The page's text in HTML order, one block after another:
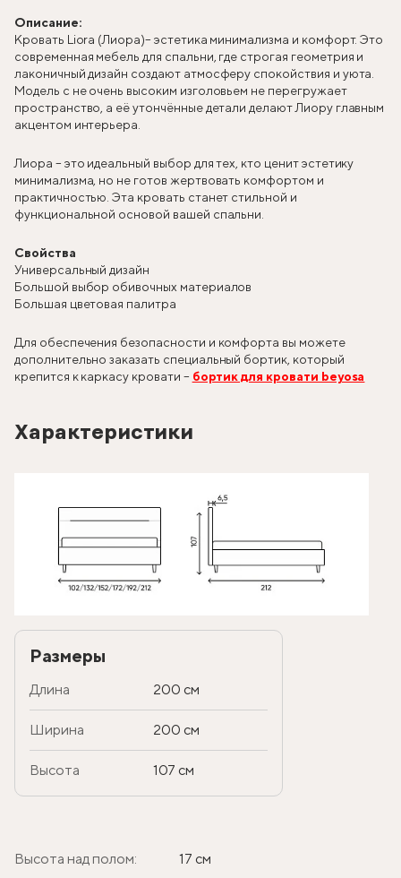
Описание:
Кровать Liora (Лиора)– эстетика минимализма и комфорт. Это
современная мебель для спальни, где строгая геометрия и
лаконичный дизайн создают атмосферу спокойствия и уюта.
Модель с не очень высоким изголовьем не перегружает
пространство, а её утончённые детали делают Лиору главным
акцентом интерьера.
Лиора – это идеальный выбор для тех, кто ценит эстетику
минимализма, но не готов жертвовать комфортом и
практичностью. Эта кровать станет стильной и
функциональной основой вашей спальни.
Свойства
Универсальный дизайн
Большой выбор обивочных материалов
Большая цветовая палитра
Для обеспечения безопасности и комфорта вы можете
дополнительно заказать специальный бортик, который
крепится к каркасу кровати – бортик для кровати beyosa
Характеристики
Размеры
Длина 200 см
Ширина 200 см
Высота 107 см
Высота над полом: 17 см